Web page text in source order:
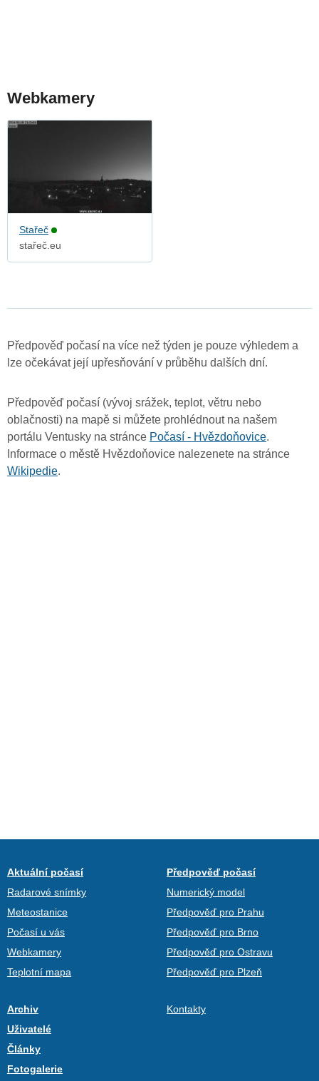
Webkamery
Stařeč
stařeč.eu
Předpověď počasí na více než týden je pouze výhledem a
lze očekávat její upřesňování v průběhu dalších dní.
Předpověď počasí (vývoj srážek, teplot, větru nebo
oblačnosti) na mapě si můžete prohlédnout na našem
portálu Ventusky na stránce Počasí - Hvězdoňovice.
Informace o městě Hvězdoňovice nalezenete na stránce
Wikipedie.
Aktuální počasí
Radarové snímky
Meteostanice
Počasí u vás
Webkamery
Teplotní mapa
Předpověď počasí
Numerický model
Předpověď pro Prahu
Předpověď pro Brno
Předpověď pro Ostravu
Předpověď pro Plzeň
Archiv
Uživatelé
Články
Fotogalerie
Kontakty